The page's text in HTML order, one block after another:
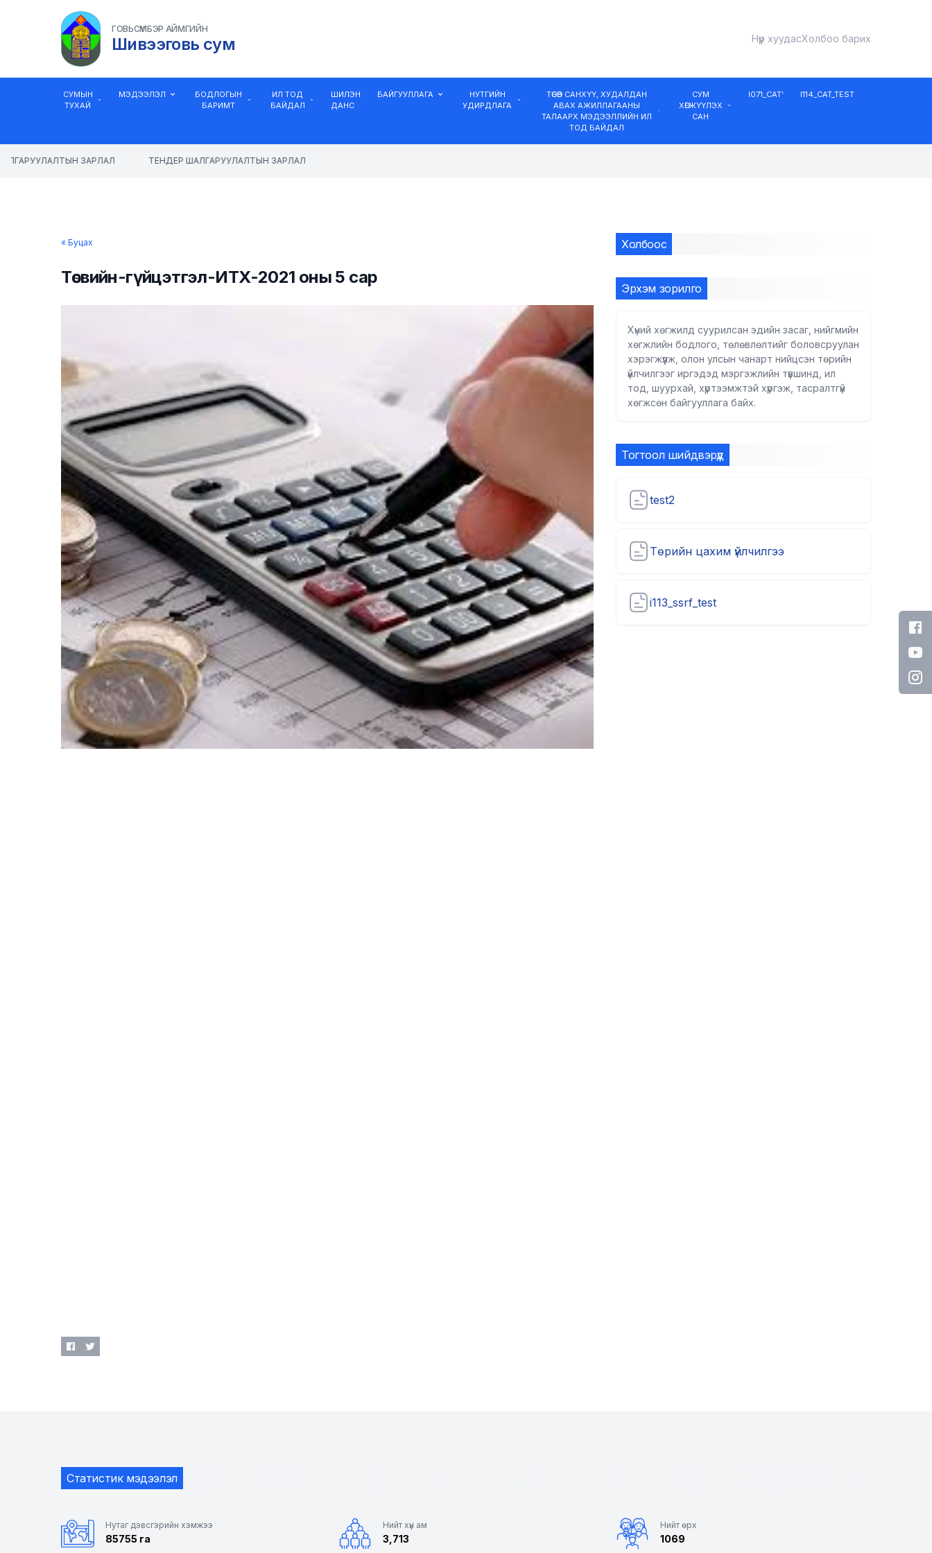
ГОВЬСҮМБЭР АЙМГИЙН
Шивээговь сум Нүүр хуудасХолбоо барих
СУМЫН
ТУХАЙ
МЭДЭЭЛЭЛ
БОДЛОГЫН
БАРИМТ
ИЛ ТОД
БАЙДАЛ
ШИЛЭН
ДАНС
БАЙГУУЛЛАГА
НУТГИЙН
УДИРДЛАГА
ТӨСӨВ САНХҮҮ, ХУДАЛДАН
АВАХ АЖИЛЛАГААНЫ
ТАЛААРХ МЭДЭЭЛЛИЙН ИЛ
ТОД БАЙДАЛ
СУМ
ХӨГЖҮҮЛЭХ
САН
I071_CAT' I114_CAT_TEST
ЗАРЛАЛ ТЕНДЕР ШАЛГАРУУЛАЛТЫН ЗАРЛАЛ
« Буцах
Төсвийн-гүйцэтгэл-ИТХ-2021 оны 5 сар
Холбоос
Эрхэм зорилго
Хүний хөгжилд суурилсан эдийн засаг, нийгмийн
хөгжлийн бодлого, төлөвлөлтийг боловсруулан
хэрэгжүүлж, олон улсын чанарт нийцсэн төрийн
үйлчилгээг иргэдэд мэргэжлийн түвшинд, ил
тод, шуурхай, хүртээмжтэй хүргэж, тасралтгүй
хөгжсөн байгууллага байх.
Тогтоол шийдвэрүүд
test2
Төрийн цахим үйлчилгээ
i113_ssrf_test
Статистик мэдээлэл
Нутаг дэвсгэрийн хэмжээ
85755 га
Нийт хүн ам
3,713
Нийт өрх
1069